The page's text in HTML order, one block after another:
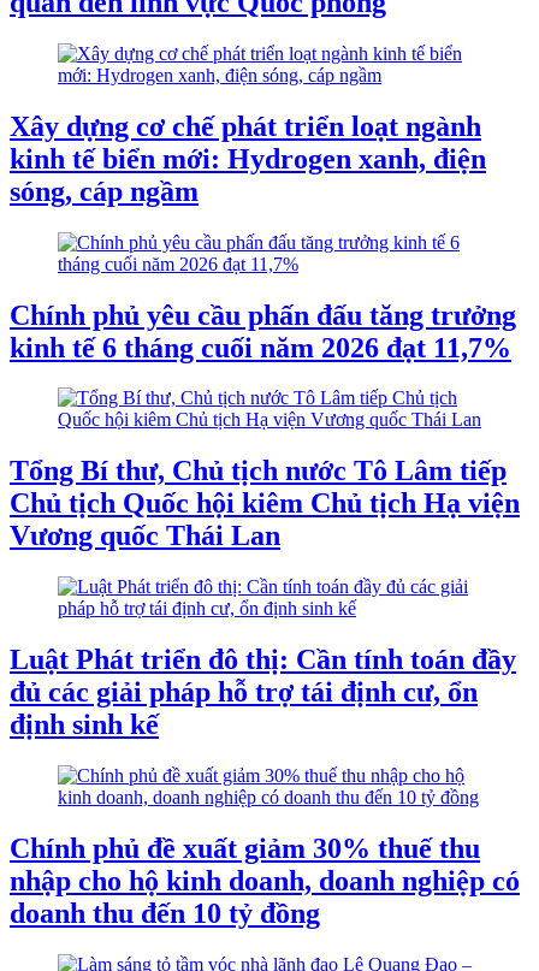
Xây dựng cơ chế phát triển loạt ngành
kinh tế biển mới: Hydrogen xanh, điện
sóng, cáp ngầm
Chính phủ yêu cầu phấn đấu tăng trưởng
kinh tế 6 tháng cuối năm 2026 đạt 11,7%
Tổng Bí thư, Chủ tịch nước Tô Lâm tiếp
Chủ tịch Quốc hội kiêm Chủ tịch Hạ viện
Vương quốc Thái Lan
Luật Phát triển đô thị: Cần tính toán đầy
đủ các giải pháp hỗ trợ tái định cư, ổn
định sinh kế
Chính phủ đề xuất giảm 30% thuế thu
nhập cho hộ kinh doanh, doanh nghiệp có
doanh thu đến 10 tỷ đồng